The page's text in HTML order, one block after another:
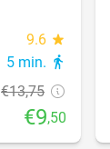
9.6 star
5 min. directions_walk
€13,75
€9,50